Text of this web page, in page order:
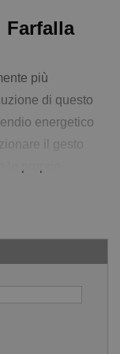
Farfalla
più
di questo
energetico
il gesto
è studiato in